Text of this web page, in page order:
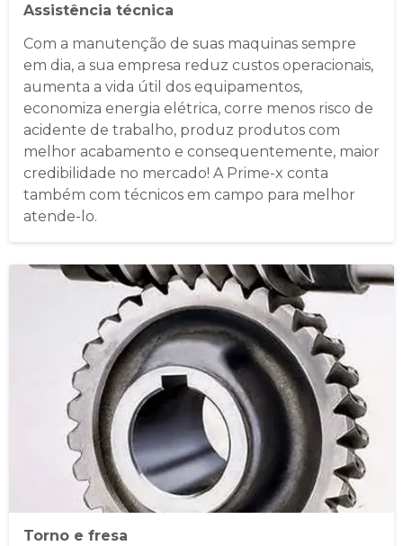
Assistência técnica
Com a manutenção de suas maquinas sempre
em dia, a sua empresa reduz custos operacionais,
aumenta a vida útil dos equipamentos,
economiza energia elétrica, corre menos risco de
acidente de trabalho, produz produtos com
melhor acabamento e consequentemente, maior
credibilidade no mercado! A Prime-x conta
também com técnicos em campo para melhor
atende-lo.​
Torno e fresa